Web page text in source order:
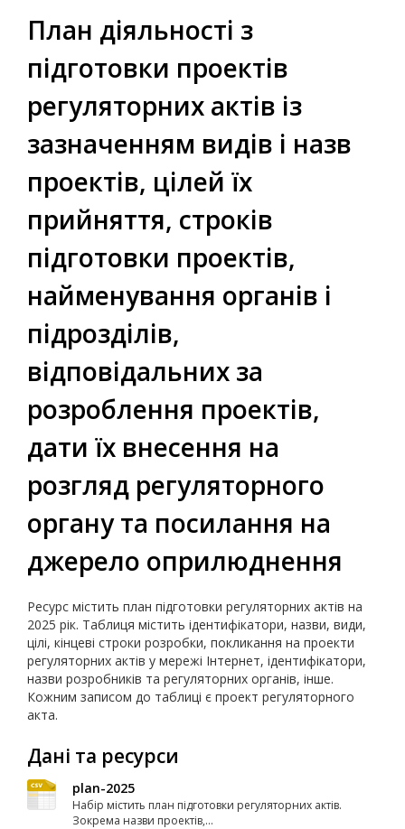
План діяльності з
підготовки проектів
регуляторних актів із
зазначенням видів і назв
проектів, цілей їх
прийняття, строків
підготовки проектів,
найменування органів і
підрозділів,
відповідальних за
розроблення проектів,
дати їх внесення на
розгляд регуляторного
органу та посилання на
джерело оприлюднення
Ресурс містить план підготовки регуляторних актів на
2025 рік. Таблиця містить ідентифікатори, назви, види,
цілі, кінцеві строки розробки, покликання на проекти
регуляторних актів у мережі Інтернет, ідентифікатори,
назви розробників та регуляторних органів, інше.
Кожним записом до таблиці є проект регуляторного
акта.
Дані та ресурси
plan-2025
Набір містить план підготовки регуляторних актів.
Зокрема назви проектів,...